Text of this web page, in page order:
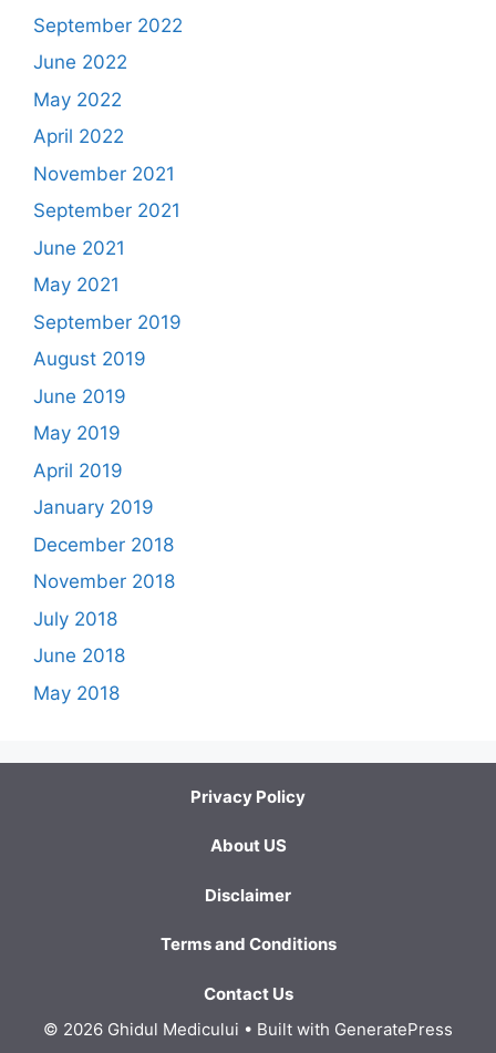
September 2022
June 2022
May 2022
April 2022
November 2021
September 2021
June 2021
May 2021
September 2019
August 2019
June 2019
May 2019
April 2019
January 2019
December 2018
November 2018
July 2018
June 2018
May 2018
Privacy Policy
About US
Disclaimer
Terms and Conditions
Contact Us
© 2026 Ghidul Medicului • Built with GeneratePress